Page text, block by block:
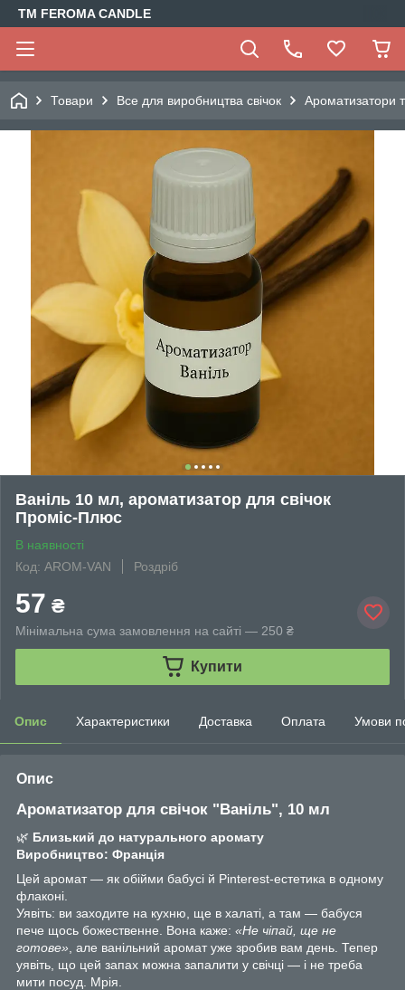
TM FEROMA CANDLE
Товари Все для виробництва свічок Ароматизатори
Ваніль 10 мл, ароматизатор для свічок
Проміс-Плюс
В наявності
Код: AROM-VAN
Роздріб
57 ₴
Мінімальна сума замовлення на сайті — 250 ₴
Купити
Опис Характеристики Доставка Оплата Умови
Опис
Ароматизатор для свічок "Ваніль", 10 мл
🌿 Близький до натурального аромату
Виробництво: Франція
Цей аромат — як обійми бабусі й Pinterest-естетика в одному
флаконі.
Уявіть: ви заходите на кухню, ще в халаті, а там — бабуся
пече щось божественне. Вона каже: «Не чіпай, ще не
готове» , але ванільний аромат уже зробив вам день. Тепер
уявіть, що цей запах можна запалити у свічці — і не треба
мити посуд. Мрія.